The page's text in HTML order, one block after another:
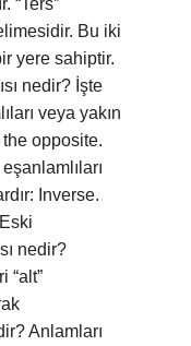
“Ters”
Bu iki
yere sahiptir.
nedir? İşte
veya yakın
the opposite.
Inverse.
nedir?
“alt”
Anlamları